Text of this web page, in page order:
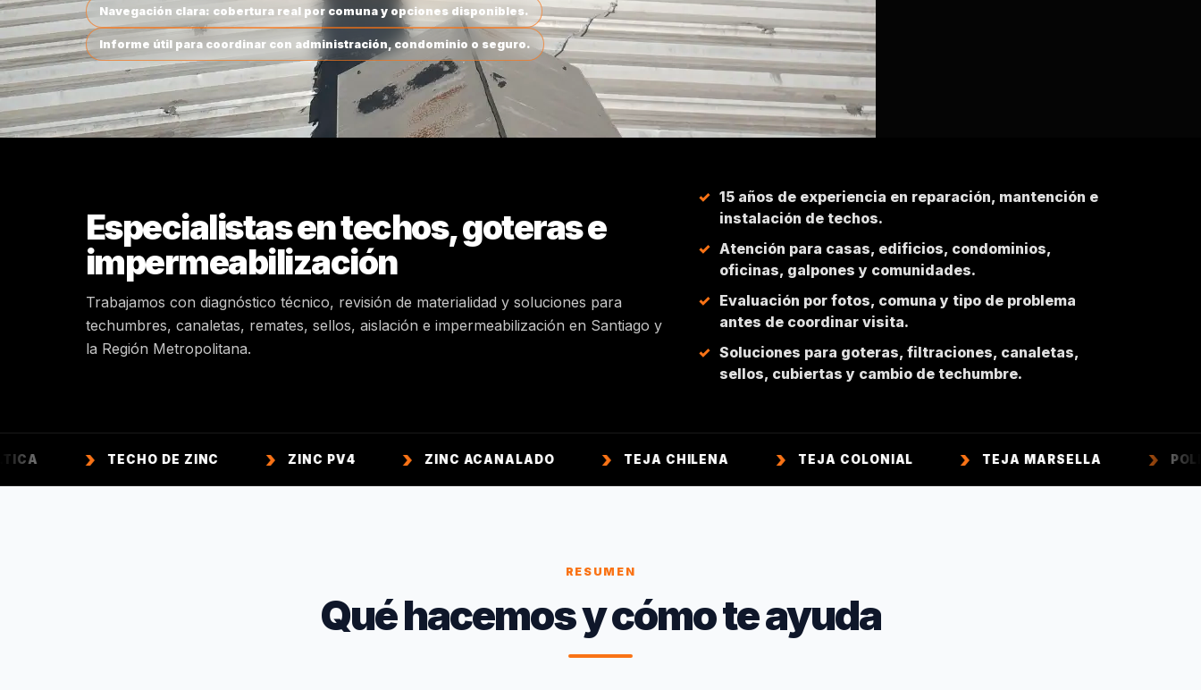
Navegación clara: cobertura real por comuna y opciones disponibles.
Informe útil para coordinar con administración, condominio o seguro.
Especialistas en techos, goteras e
impermeabilización
Trabajamos con diagnóstico técnico, revisión de materialidad y soluciones para
techumbres, canaletas, remates, sellos, aislación e impermeabilización en Santiago y
la Región Metropolitana.
15 años de experiencia en reparación, mantención e
instalación de techos.
Atención para casas, edificios, condominios,
oficinas, galpones y comunidades.
Evaluación por fotos, comuna y tipo de problema
antes de coordinar visita.
Soluciones para goteras, filtraciones, canaletas,
sellos, cubiertas y cambio de techumbre.
TECHO DE ZINC ZINC PV4 ZINC ACANALADO TEJA CHILENA TEJA COLONIAL TEJA MARSELLA
RESUMEN
Qué hacemos y cómo te ayuda